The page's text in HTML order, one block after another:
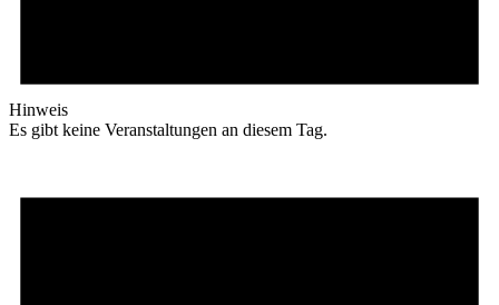
Hinweis
Es gibt keine Veranstaltungen an diesem Tag.